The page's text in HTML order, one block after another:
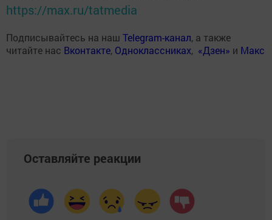
https://max.ru/tatmedia
Подписывайтесь на наш Telegram-канал, а также
читайте нас Вконтакте, Одноклассниках, «Дзен» и Макс
Оставляйте реакции